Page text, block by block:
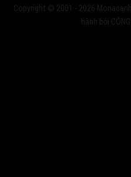
Copyright © 2001 - 2026
hành bởi